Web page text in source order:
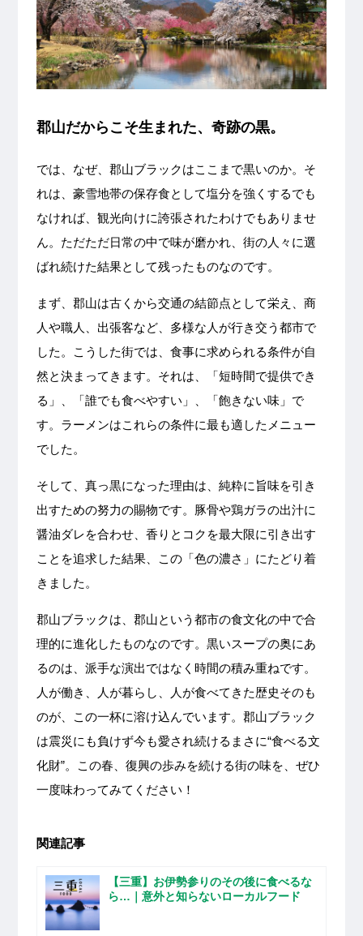
郡山だからこそ生まれた、奇跡の黒。
では、なぜ、郡山ブラックはここまで黒いのか。そ
れは、豪雪地帯の保存食として塩分を強くするでも
なければ、観光向けに誇張されたわけでもありませ
ん。ただただ日常の中で味が磨かれ、街の人々に選
ばれ続けた結果として残ったものなのです。
まず、郡山は古くから交通の結節点として栄え、商
人や職人、出張客など、多様な人が行き交う都市で
した。こうした街では、食事に求められる条件が自
然と決まってきます。それは、「短時間で提供でき
る」、「誰でも食べやすい」、「飽きない味」で
す。ラーメンはこれらの条件に最も適したメニュー
でした。
そして、真っ黒になった理由は、純粋に旨味を引き
出すための努力の賜物です。豚骨や鶏ガラの出汁に
醤油ダレを合わせ、香りとコクを最大限に引き出す
ことを追求した結果、この「色の濃さ」にたどり着
きました。
郡山ブラックは、郡山という都市の食文化の中で合
理的に進化したものなのです。黒いスープの奥にあ
るのは、派手な演出ではなく時間の積み重ねです。
人が働き、人が暮らし、人が食べてきた歴史そのも
のが、この一杯に溶け込んでいます。郡山ブラック
は震災にも負けず今も愛され続けるまさに“食べる文
化財”。この春、復興の歩みを続ける街の味を、ぜひ
一度味わってみてください！
関連記事
【三重】お伊勢参りのその後に食べるな
ら…｜意外と知らないローカルフード